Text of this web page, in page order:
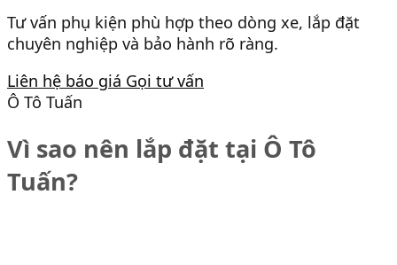
Tư vấn phụ kiện phù hợp theo dòng xe, lắp đặt
chuyên nghiệp và bảo hành rõ ràng.
Liên hệ báo giá Gọi tư vấn
Ô Tô Tuấn
Vì sao nên lắp đặt tại Ô Tô
Tuấn?